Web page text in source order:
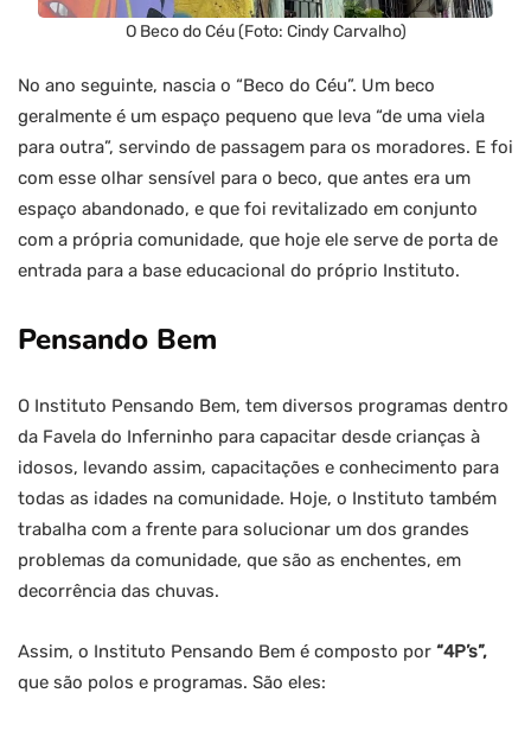
O Beco do Céu (Foto: Cindy Carvalho)
No ano seguinte, nascia o “Beco do Céu”. Um beco
geralmente é um espaço pequeno que leva “de uma viela
para outra”, servindo de passagem para os moradores. E foi
com esse olhar sensível para o beco, que antes era um
espaço abandonado, e que foi revitalizado em conjunto
com a própria comunidade, que hoje ele serve de porta de
entrada para a base educacional do próprio Instituto.
Pensando Bem
O Instituto Pensando Bem, tem diversos programas dentro
da Favela do Inferninho para capacitar desde crianças à
idosos, levando assim, capacitações e conhecimento para
todas as idades na comunidade. Hoje, o Instituto também
trabalha com a frente para solucionar um dos grandes
problemas da comunidade, que são as enchentes, em
decorrência das chuvas.
Assim, o Instituto Pensando Bem é composto por “4P’s”,
que são polos e programas. São eles: